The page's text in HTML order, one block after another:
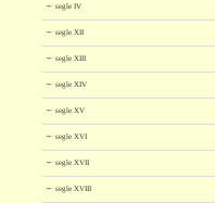
segle IV
segle XII
segle XIII
segle XIV
segle XV
segle XVI
segle XVII
segle XVIII